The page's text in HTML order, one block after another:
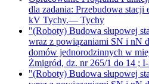
dla zadania: Przebudowa stacji
kV Tychy.— Tychy
"(Roboty) Budowa słupowej
wraz z powiązaniami SN i nN
domów jednorodzinnych w
Żmigród, dz. nr 265/1 do 14 ;
"(Roboty) Budowa słupowej